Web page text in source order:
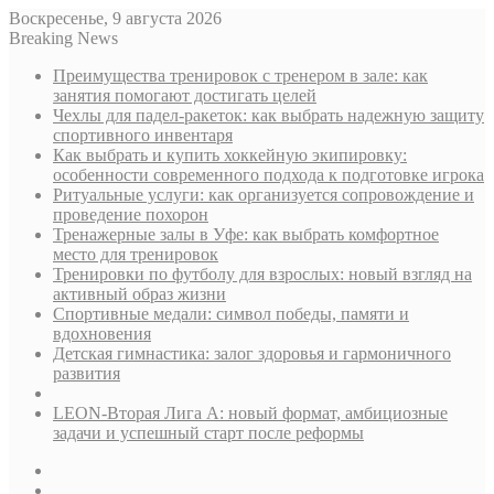
Воскресенье, 9 августа 2026
Breaking News
Преимущества тренировок с тренером в зале: как
занятия помогают достигать целей
Чехлы для падел-ракеток: как выбрать надежную защиту
спортивного инвентаря
Как выбрать и купить хоккейную экипировку:
особенности современного подхода к подготовке игрока
Ритуальные услуги: как организуется сопровождение и
проведение похорон
Тренажерные залы в Уфе: как выбрать комфортное
место для тренировок
Тренировки по футболу для взрослых: новый взгляд на
активный образ жизни
Спортивные медали: символ победы, памяти и
вдохновения
Детская гимнастика: залог здоровья и гармоничного
развития
LEON-Вторая Лига А: новый формат, амбициозные
задачи и успешный старт после реформы